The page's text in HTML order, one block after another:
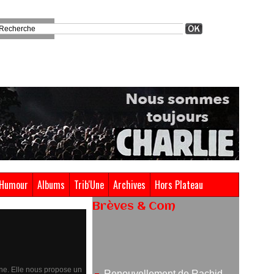
Humour Albums Trib'Une Archives Hors Plateau
Elle nous propose un
Brèves & Com
05/08/2026